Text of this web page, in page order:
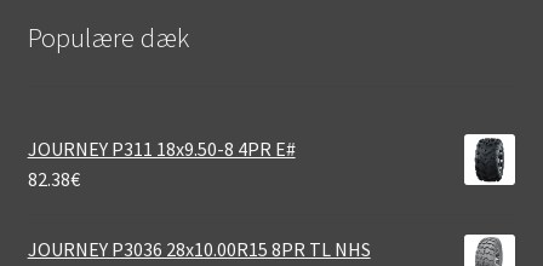
Populære dæk
JOURNEY P311 18x9.50-8 4PR E#
82.38€
JOURNEY P3036 28x10.00R15 8PR TL NHS